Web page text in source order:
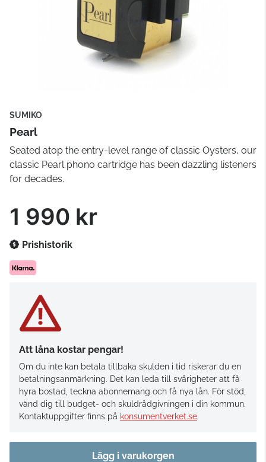
SUMIKO
Pearl
Seated atop the entry-level range of classic Oysters, our
classic Pearl phono cartridge has been dazzling listeners
for decades.
1 990 kr
Prishistorik
Att låna kostar pengar!
Om du inte kan betala tillbaka skulden i tid riskerar du en
betalningsanmärkning. Det kan leda till svårigheter att få
hyra bostad, teckna abonnemang och få nya lån. För stöd,
vänd dig till budget- och skuldrådgivningen i din kommun.
Kontaktuppgifter finns på konsumentverket.se.
Lägg i varukorgen